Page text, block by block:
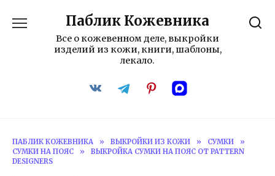
содержанию
Паблик Кожевника
Все о кожевенном деле, выкройки
изделий из кожи, книги, шаблоны,
лекало.
ПАБЛИК КОЖЕВНИКА » ВЫКРОЙКИ ИЗ КОЖИ » СУМКИ
»
СУМКИ НА ПОЯС
»
ВЫКРОЙКА СУМКИ НА ПОЯС ОТ PATTERN
DESIGNERS